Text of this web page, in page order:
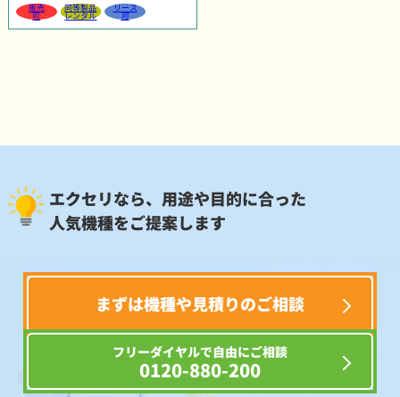
販売
可
同等製品
レンタル
リース
可
エクセリなら、用途や目的に合った
人気機種をご提案します
まずは機種や見積りのご相談
フリーダイヤルで自由にご相談
0120-880-200